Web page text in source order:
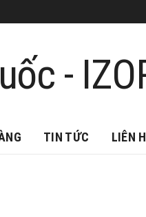
TIN TỨC LIÊN